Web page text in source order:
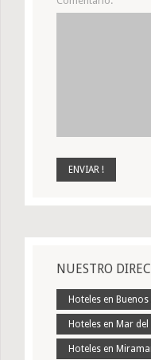
NUESTRO
Hoteles en Buenos
Hoteles en Mar del
Hoteles en